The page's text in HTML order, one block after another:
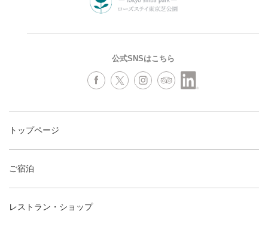
公式SNSはこちら
トップページ
ご宿泊
レストラン・ショップ